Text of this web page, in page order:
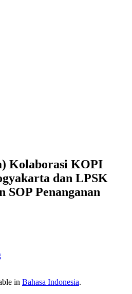
Kolaborasi KOPI
dan LPSK
SOP Penanganan
in Bahasa Indonesia.